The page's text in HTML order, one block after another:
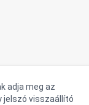
adja meg az
jelszó visszaállító